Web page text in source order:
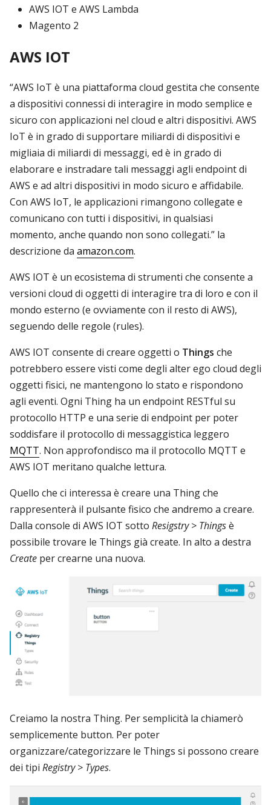
AWS IOT e AWS Lambda
Magento 2
AWS IOT
“AWS IoT è una piattaforma cloud gestita che consente
a dispositivi connessi di interagire in modo semplice e
sicuro con applicazioni nel cloud e altri dispositivi. AWS
IoT è in grado di supportare miliardi di dispositivi e
migliaia di miliardi di messaggi, ed è in grado di
elaborare e instradare tali messaggi agli endpoint di
AWS e ad altri dispositivi in modo sicuro e affidabile.
Con AWS IoT, le applicazioni rimangono collegate e
comunicano con tutti i dispositivi, in qualsiasi
momento, anche quando non sono collegati.” la
descrizione da amazon.com.
AWS IOT è un ecosistema di strumenti che consente a
versioni cloud di oggetti di interagire tra di loro e con il
mondo esterno (e ovviamente con il resto di AWS),
seguendo delle regole (rules).
AWS IOT consente di creare oggetti o Things che
potrebbero essere visti come degli alter ego cloud degli
oggetti fisici, ne mantengono lo stato e rispondono
agli eventi. Ogni Thing ha un endpoint RESTful su
protocollo HTTP e una serie di endpoint per poter
soddisfare il protocollo di messaggistica leggero
MQTT. Non approfondisco ma il protocollo MQTT e
AWS IOT meritano qualche lettura.
Quello che ci interessa è creare una Thing che
rappresenterà il pulsante fisico che andremo a creare.
Dalla console di AWS IOT sotto Resigstry > Thingsè
possibile trovare le Things già create. In alto a destra
Create per crearne una nuova.
Creiamo la nostra Thing. Per semplicità la chiamerò
semplicemente button. Per poter
organizzare/categorizzare le Things si possono creare
dei tipi Registry > Types.